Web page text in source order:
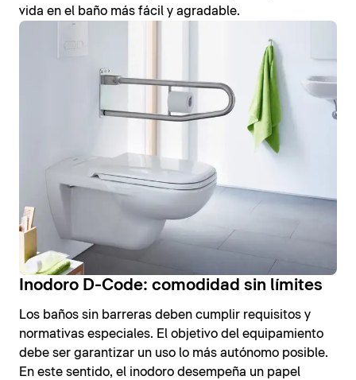
vida en el baño más fácil y agradable.
Inodoro D-Code: comodidad sin límites
Los baños sin barreras deben cumplir requisitos y
normativas especiales. El objetivo del equipamiento
debe ser garantizar un uso lo más autónomo posible.
En este sentido, el inodoro desempeña un papel